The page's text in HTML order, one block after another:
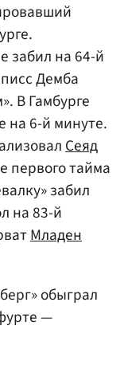
забил на 64-й
Демба
В Гамбурге
на 6-й минуте.
Сеяд
первого тайма
забил
на 83-й
Младен
обыграл
—